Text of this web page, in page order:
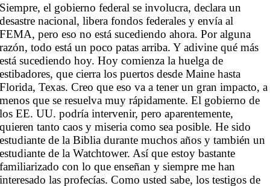
Siempre, el gobierno federal se involucra, declara un
desastre nacional, libera fondos federales y envía al
FEMA, pero eso no está sucediendo ahora. Por alguna
razón, todo está un poco patas arriba. Y adivine qué más
está sucediendo hoy. Hoy comienza la huelga de
estibadores, que cierra los puertos desde Maine hasta
Florida, Texas. Creo que eso va a tener un gran impacto, a
menos que se resuelva muy rápidamente. El gobierno de
los EE. UU. podría intervenir, pero aparentemente,
quieren tanto caos y miseria como sea posible. He sido
estudiante de la Biblia durante muchos años y también un
estudiante de la Watchtower. Así que estoy bastante
familiarizado con lo que enseñan y siempre me han
interesado las profecías. Como usted sabe, los testigos de